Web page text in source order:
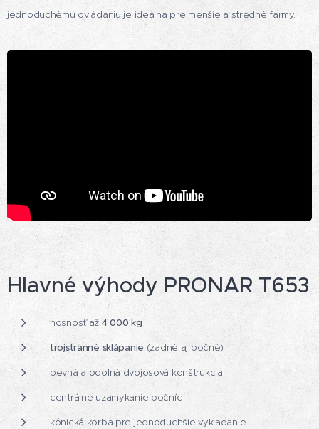
jednoduchému ovládaniu je ideálna pre menšie a stredné farmy.
Hlavné výhody PRONAR T653
nosnosť až 4 000 kg
trojstranné sklápanie (zadné aj bočné)
pevná a odolná dvojosová konštrukcia
centrálne uzamykanie bočníc
kónická korba pre jednoduchšie vykladanie